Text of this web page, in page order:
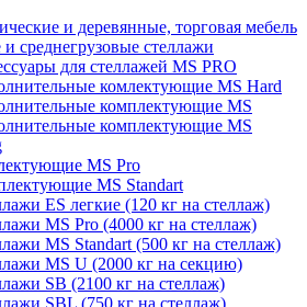
и деревянные, торговая мебель
среднегрузовые стеллажи
для стеллажей MS PRO
комлектующие MS Hard
комплектующие MS
комплектующие MS
MS Pro
MS Standart
ES легкие (120 кг на стеллаж)
MS Pro (4000 кг на стеллаж)
MS Standart (500 кг на стеллаж)
MS U (2000 кг на секцию)
SB (2100 кг на стеллаж)
SBL (750 кг на стеллаж)